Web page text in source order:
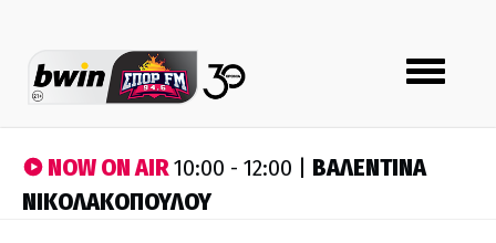
Toggle
navigation
NOW ON AIR10:00 - 12:00 | ΒΑΛΕΝΤΙΝΑ
ΝΙΚΟΛΑΚΟΠΟΥΛΟΥ